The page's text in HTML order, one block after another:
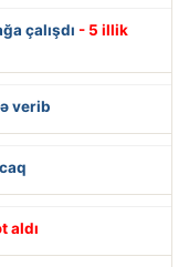
çalışdı - 5 illik
verib
aldı